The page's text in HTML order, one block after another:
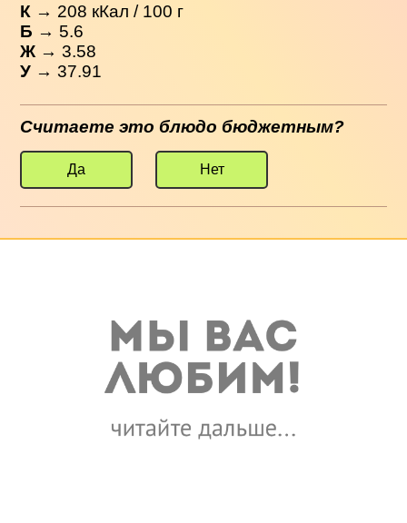
К → 208 кКал / 100 г
Б → 5.6
Ж → 3.58
У → 37.91
Считаете это блюдо бюджетным?
Да Нет